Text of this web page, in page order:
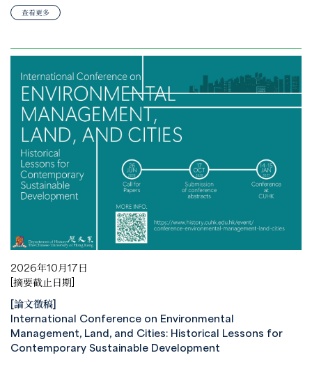
查看更多
2026年10月17日
[摘要截止日期]
[論文徵稿]
International Conference on Environmental
Management, Land, and Cities: Historical Lessons for
Contemporary Sustainable Development